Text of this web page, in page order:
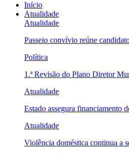
Início
Atualidade
Atualidade
Passeio convívio reúne
Política
1.ª Revisão do Plano Diretor
Atualidade
Estado assegura financiamento
Atualidade
Violência doméstica continua a